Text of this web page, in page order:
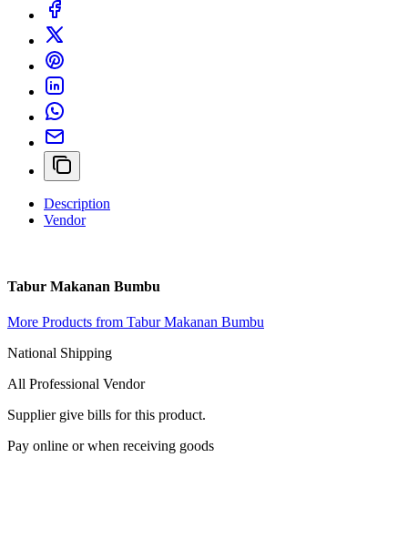
Description
Vendor
Tabur Makanan Bumbu
More Products from Tabur Makanan Bumbu
National Shipping
All Professional Vendor
Supplier give bills for this product.
Pay online or when receiving goods